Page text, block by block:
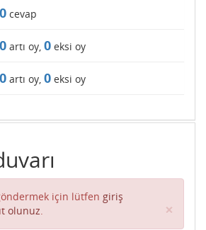
0 cevap
0 artı oy, 0 eksi oy
0 artı oy, 0 eksi oy
için lütfen giriş
olunuz. ×